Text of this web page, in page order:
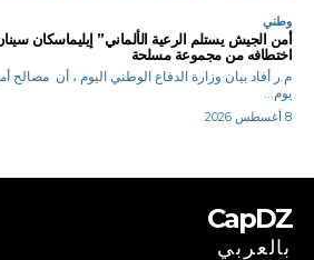
وطني
أمن الجيش يستلم الرعية الألماني” إيليماسكان
اختطافه من مجموعة مسلحة
م.ر أفاد بيان وزارة الدفاع الوطني اليوم ، أن
يوم...
8 أغسطس 2026
CapDZ
بالعربي